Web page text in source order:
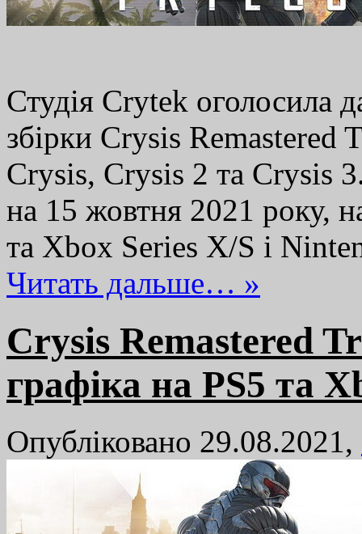
Студія Crytek оголосила
збірки Crysis Remastered
Crysis, Crysis 2 та Crysis
на 15 жовтня 2021 року,
та Xbox Series X/S і
Читать дальше… »
Crysis Remastered
графіка на PS5 та
Опубліковано 29.08.2021,